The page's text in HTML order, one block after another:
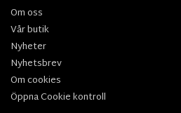
Om oss
Vår butik
Nyheter
Nyhetsbrev
Om cookies
Öppna Cookie kontroll